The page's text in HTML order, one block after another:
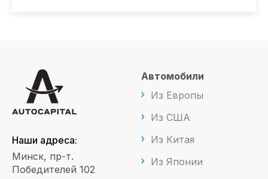
Наши адреса:
Минск, пр-т.
Победителей 102
Автомобили
Из Европы
Из США
Из Китая
Из Японии